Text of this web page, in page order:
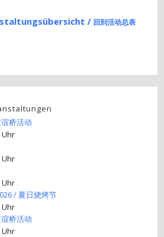
/ 回到活动总表
桥活动
Uhr
Uhr
Uhr
/ 夏日烧烤节
Uhr
桥活动
Uhr